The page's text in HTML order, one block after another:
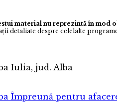
material nu reprezintă în mod
detaliate despre celelalte
Iulia, jud. Alba
Împreună pentru